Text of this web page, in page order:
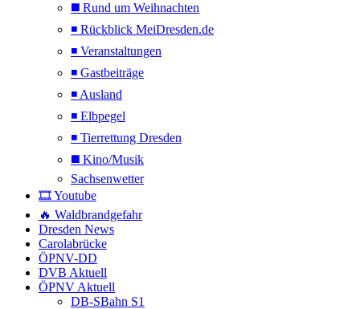
◼️ Rund um Weihnachten
◾ Rückblick MeiDresden.de
◾ Veranstaltungen
◾ Gastbeiträge
◾ Ausland
◾ Elbpegel
◾ Tierrettung Dresden
◼️ Kino/Musik
Sachsenwetter
🎞️ Youtube
🔥 Waldbrandgefahr
Dresden News
Carolabrücke
ÖPNV-DD
DVB Aktuell
ÖPNV Aktuell
DB-SBahn S1